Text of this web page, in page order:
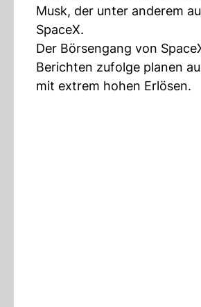
Musk, der unter anderem
SpaceX.
Der Börsengang von
Berichten zufolge planen
mit extrem hohen Erlösen.